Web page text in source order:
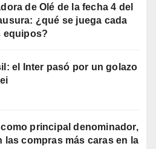
de Olé de la fecha 4 del
¿qué se juega cada
equipos?
el Inter pasó por un golazo
principal denominador,
las compras más caras en la